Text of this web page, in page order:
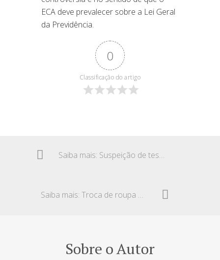
ECA deve prevalecer sobre a Lei Geral
da Previdência.
0
Classificação do artigo
Saiba mais: Suspeição de testemunha – Amizade em redes sociais
Saiba mais: Troca de roupa espionada – Rescisão indireta
Sobre o Autor